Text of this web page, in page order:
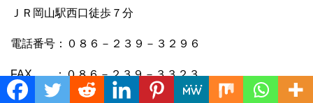
ＪＲ岡山駅西口徒歩７分
電話番号：０８６－２３９－３２９６
FAX ：０８６－２３９－３３２３
Translate »